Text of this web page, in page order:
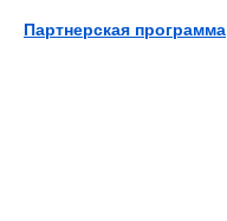
Партнерская программа